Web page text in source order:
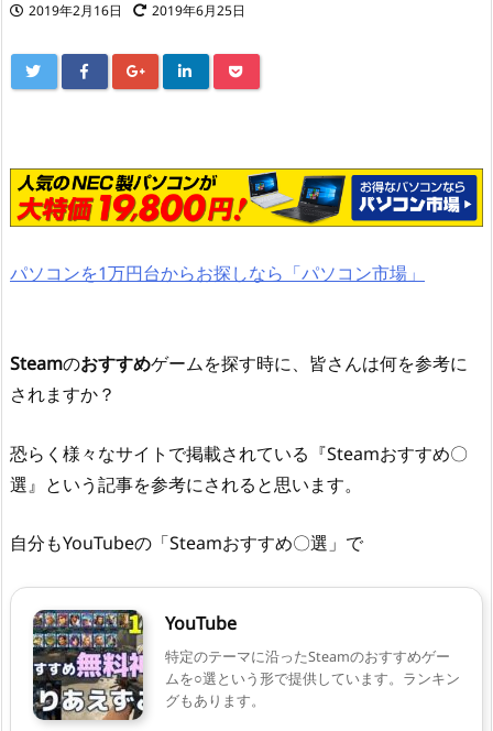
2019年2月16日 2019年6月25日
パソコンを1万円台からお探しなら「パソコン市場」
Steamのおすすめゲームを探す時に、皆さんは何を参考に
されますか？
恐らく様々なサイトで掲載されている『Steamおすすめ〇
選』という記事を参考にされると思います。
自分もYouTubeの「Steamおすすめ〇選」で
YouTube
特定のテーマに沿ったSteamのおすすめゲー
ムを○選という形で提供しています。ランキン
グもあります。